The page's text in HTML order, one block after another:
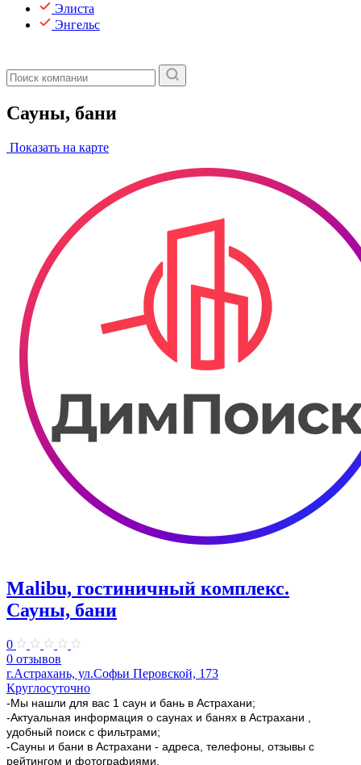
Элиста
Энгельс
Сауны, бани
Показать на карте
Malibu, гостиничный комплекс.
Сауны, бани
0
0 отзывов
г.Астрахань, ул.Софьи Перовской, 173
Круглосуточно
-Мы нашли для вас 1 саун и бань в Астрахани;
-Актуальная информация о саунах и банях в Астрахани ,
удобный поиск с фильтрами;
-Сауны и бани в Астрахани - адреса, телефоны, отзывы с
рейтингом и фотографиями.